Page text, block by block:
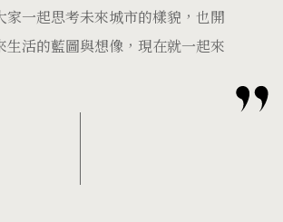
家一起思考未來城市的樣貌，也開
生活的藍圖與想像，現在就一起來